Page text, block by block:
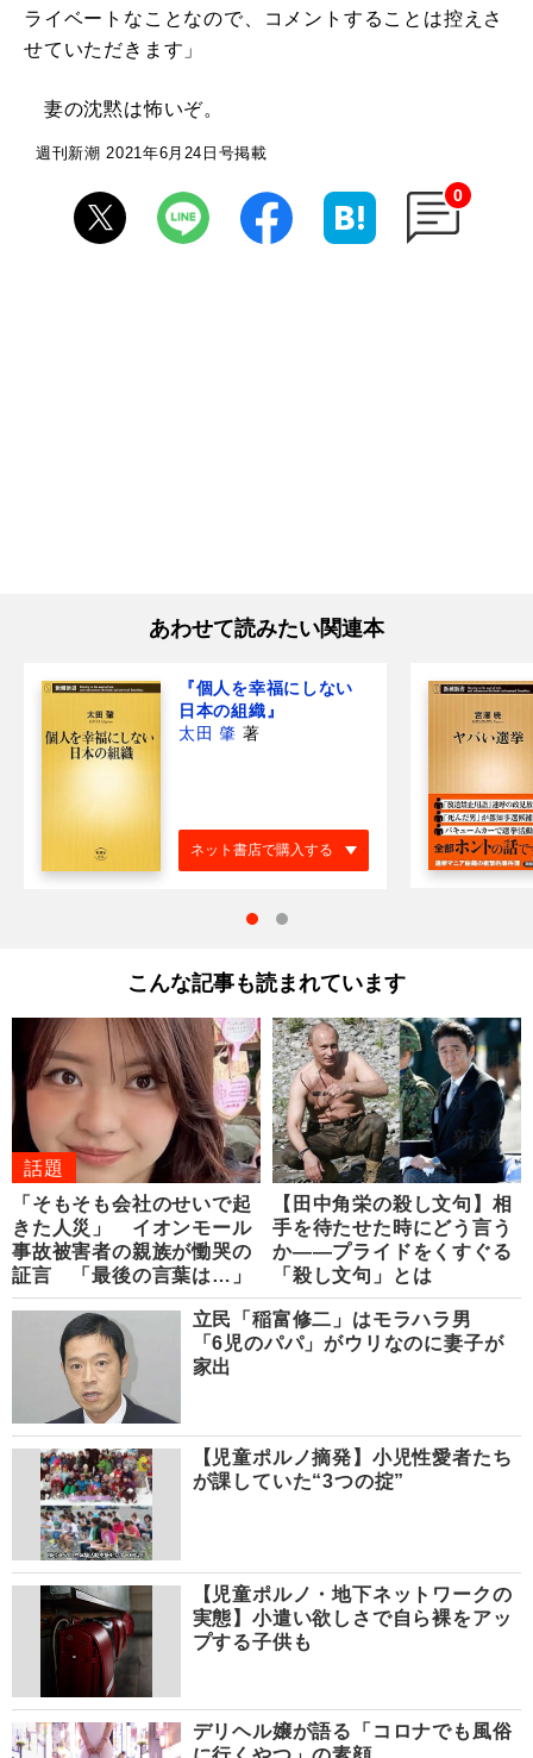
ライベートなことなので、コメントすることは控えさ
せていただきます」
妻の沈黙は怖いぞ。
週刊新潮 2021年6月24日号掲載
0
あわせて読みたい関連本
『個人を幸福にしない
日本の組織』
太田 肇 著
ネット書店で購入する
こんな記事も読まれています
話題
「そもそも会社のせいで起
きた人災」 イオンモール
事故被害者の親族が慟哭の
証言 「最後の言葉は…」
【田中角栄の殺し文句】相
手を待たせた時にどう言う
か――プライドをくすぐる
「殺し文句」とは
立民「稲富修二」はモラハラ男
「6児のパパ」がウリなのに妻子が
家出
【児童ポルノ摘発】小児性愛者たち
が課していた“3つの掟”
【児童ポルノ・地下ネットワークの
実態】小遣い欲しさで自ら裸をアッ
プする子供も
デリヘル嬢が語る「コロナでも風俗